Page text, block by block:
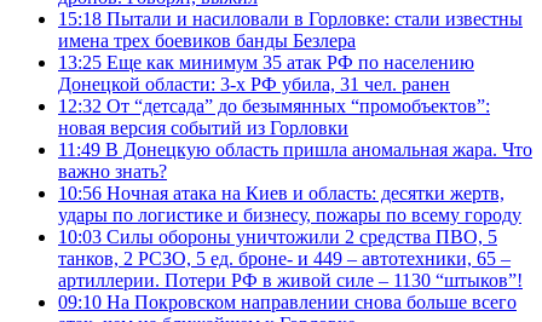
15:18 Пытали и насиловали в Горловке: стали известны
имена трех боевиков банды Безлера
13:25 Еще как минимум 35 атак РФ по населению
Донецкой области: 3-х РФ убила, 31 чел. ранен
12:32 От “детсада” до безымянных “промобъектов”:
новая версия событий из Горловки
11:49 В Донецкую область пришла аномальная жара. Что
важно знать?
10:56 Ночная атака на Киев и область: десятки жертв,
удары по логистике и бизнесу, пожары по всему городу
10:03 Силы обороны уничтожили 2 средства ПВО, 5
танков, 2 РСЗО, 5 ед. броне- и 449 – автотехники, 65 –
артиллерии. Потери РФ в живой силе – 1130 “штыков”!
09:10 На Покровском направлении снова больше всего